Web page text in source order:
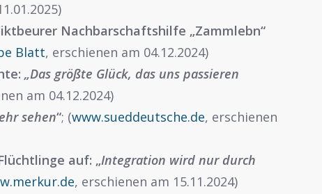
Nachbarschaftshilfe „Zammlebn“
Blatt, erschienen am 04.12.2024)
„Das größte Glück, das uns passieren
am 04.12.2024)
sehen“; (www.sueddeutsche.de, erschienen
auf: „Integration wird nur durch
, erschienen am 15.11.2024)